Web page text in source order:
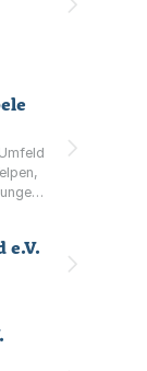
e.V.